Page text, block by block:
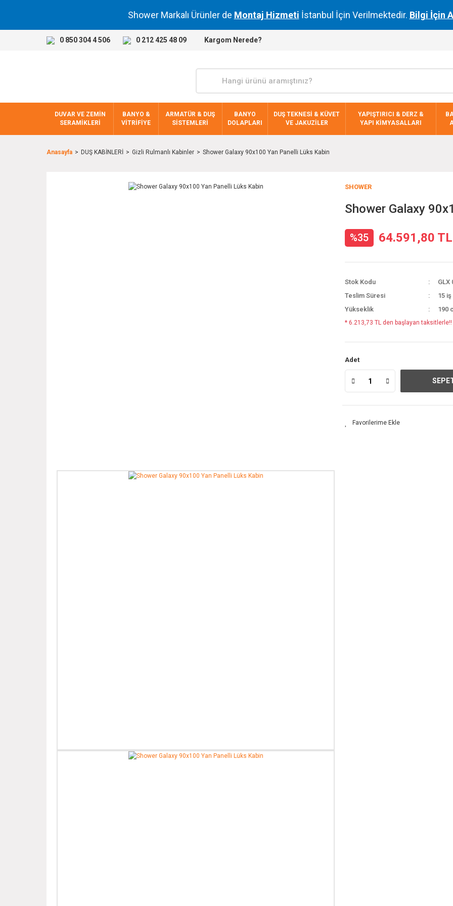
Shower Markalı Ürünler de Montaj Hizmeti İstanbul İçin Verilmektedir. Bilgi İçin
0 850 304 4 506 0 212 425 48 09 Kargom Nerede?
DUVAR VE ZEMİN
SERAMİKLERİ
BANYO &
VİTRİFİYE
ARMATÜR & DUŞ
SİSTEMLERİ
BANYO
DOLAPLARI
DUŞ TEKNESİ & KÜVET
VE JAKUZİLER
YAPIŞTIRICI & DERZ &
YAPI KİMYASALLARI
Anasayfa DUŞ KABİNLERİ Gizli Rulmanlı Kabinler Shower Galaxy 90x100 Yan Panelli Lüks Kabin
SHOWER
Shower Galaxy
%35 64.591,80 TL
Stok Kodu
GLX
Teslim Süresi
15
Yükseklik
190
* 6.213,73 TL den başlayan taksitlerle!!
Adet